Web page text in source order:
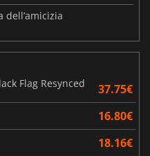
dell’amicizia
Flag Resynced
37.75€
16.80€
18.16€